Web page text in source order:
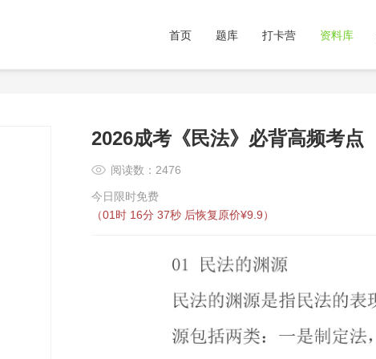
首页 题库 打卡营 资料库
2026成考《民法》必背高频考点
阅读数：2476
今日限时免费
（01时 16分 36秒 后恢复原价¥9.9）